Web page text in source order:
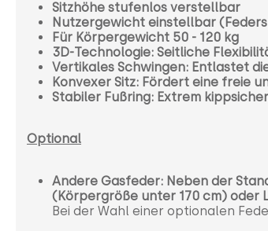
Sitzhöhe stufenlos verstellbar
Nutzergewicht einstellbar
Für Körpergewicht 50 - 120 kg
3D-Technologie: Seitliche
Vertikales Schwingen: Entlastet
Konvexer Sitz: Fördert eine freie
Stabiler Fußring: Extrem
Optional
Andere Gasfeder: Neben der
(Körpergröße unter 170 cm) oder
Bei der Wahl einer optionalen